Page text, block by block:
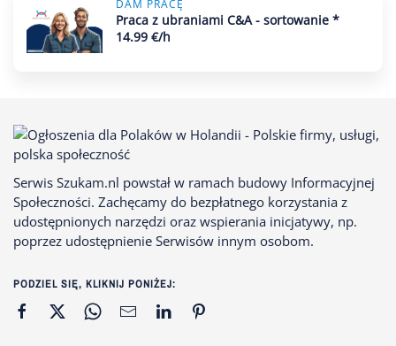
DAM PRACĘ
Praca z ubraniami C&A - sortowanie *
14.99 €/h
Serwis Szukam.nl powstał w ramach budowy Informacyjnej
Społeczności. Zachęcamy do bezpłatnego korzystania z
udostępnionych narzędzi oraz wspierania inicjatywy, np.
poprzez udostępnienie Serwisów innym osobom.
PODZIEL SIĘ, KLIKNIJ PONIŻEJ: